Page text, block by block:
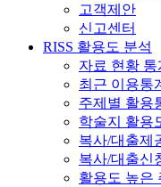
고객제안
신고센터
RISS 활용도 분석
자료 현황 통
최근 이용통
주제별 활용
학술지 활용
복사/대출제
복사/대출신
활용도 높은